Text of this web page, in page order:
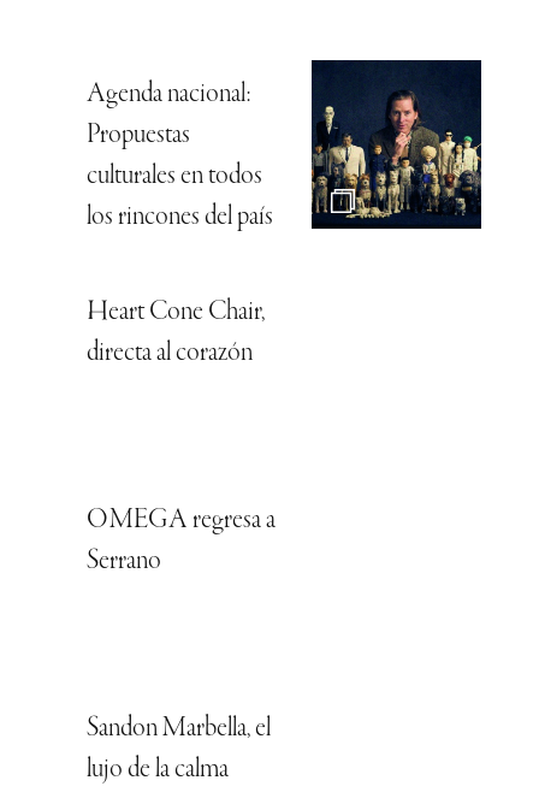
Agenda nacional:
Propuestas
culturales en todos
los rincones del país
Heart Cone Chair,
directa al corazón
OMEGA regresa a
Serrano
Sandon Marbella, el
lujo de la calma